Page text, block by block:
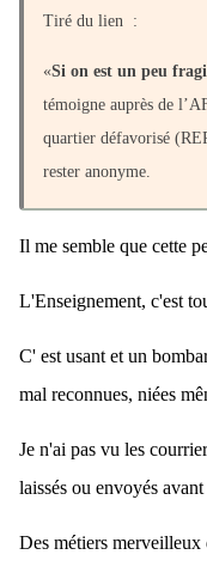
Tiré du lien :
«Si on est un peu
témoigne auprès de
quartier défavorisé
rester anonyme.
Il me semble que cette
L'Enseignement, c'est
C' est usant et un
mal reconnues, niées
Je n'ai pas vu les
laissés ou envoyés
Des métiers merveilleux